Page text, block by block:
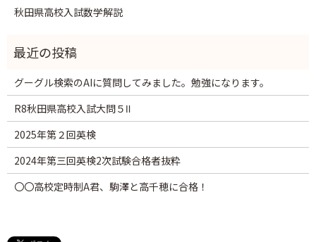
秋田県高校入試数学解説
グーグル検索のAIに質問してみました。勉強になります。
R8秋田県高校入試大問５Ⅱ
2025年第２回英検
2024年第三回英検2次試験合格者抜粋
〇〇高校定時制A君、駒澤と高千穂に合格！